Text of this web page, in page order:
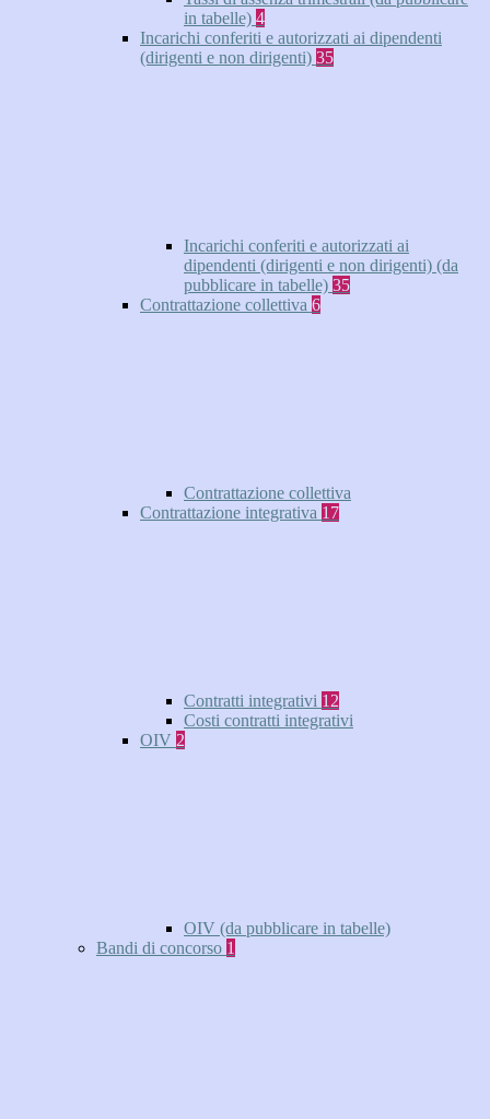
in tabelle) 4
Incarichi conferiti e autorizzati ai dipendenti
(dirigenti e non dirigenti) 35
Incarichi conferiti e autorizzati ai
dipendenti (dirigenti e non dirigenti) (da
pubblicare in tabelle) 35
Contrattazione collettiva 6
Contrattazione collettiva
Contrattazione integrativa 17
Contratti integrativi 12
Costi contratti integrativi
OIV 2
OIV (da pubblicare in tabelle)
Bandi di concorso 1